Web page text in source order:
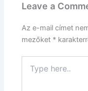
Leave a
Az e-mail címet
mezőket *
here..